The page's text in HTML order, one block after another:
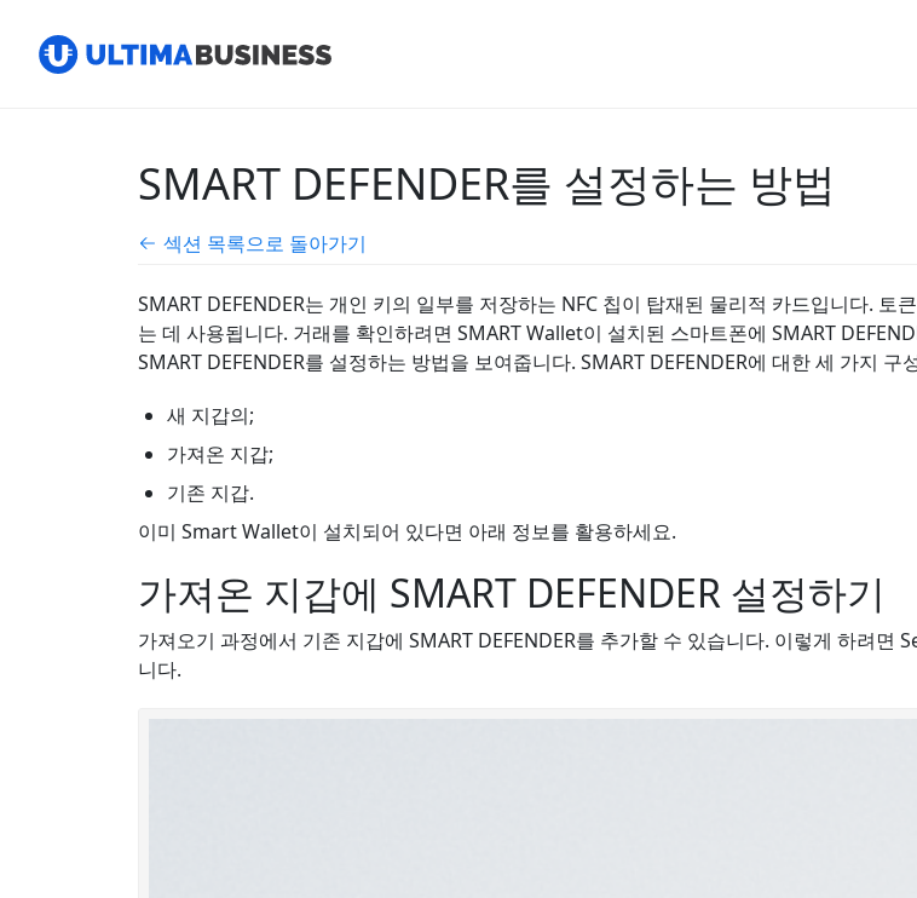
SMART DEFENDER를 설정하는 방법
섹션 목록으로 돌아가기
SMART DEFENDER는 개인 키의 일부를 저장하는 NFC 칩이 탑재된 물리적 카드입니다.
는 데 사용됩니다. 거래를 확인하려면 SMART Wallet이 설치된 스마트폰에 SMART
SMART DEFENDER를 설정하는 방법을 보여줍니다. SMART DEFENDER에 대한 세 가지
새 지갑의;
가져온 지갑;
기존 지갑.
이미 Smart Wallet이 설치되어 있다면 아래 정보를 활용하세요.
가져온 지갑에 SMART DEFENDER 설정하기
가져오기 과정에서 기존 지갑에 SMART DEFENDER를 추가할 수 있습니다. 이렇게 하려
니다.